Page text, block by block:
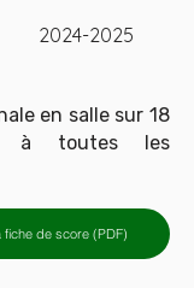
2024-2025
en salle sur 18
à toutes les
fiche de score (PDF)